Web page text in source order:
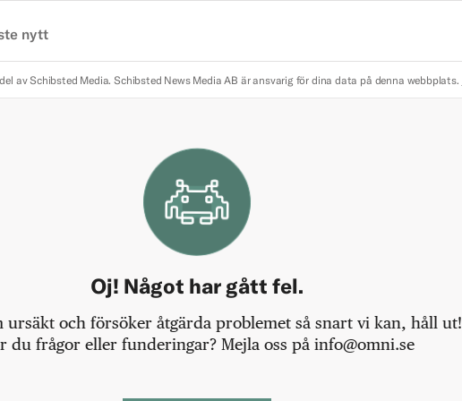
nytt
av Schibsted Media. Schibsted News Media AB är ansvarig för dina data på denna webbplats.
Oj! Något har gått fel.
ursäkt och försöker åtgärda problemet så snart vi kan, håll ut!
du frågor eller funderingar? Mejla oss på info@omni.se